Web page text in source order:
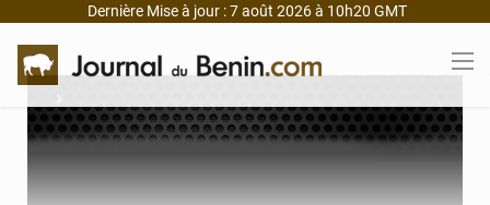
Dernière Mise à jour : 7 août 2026 à 10h20 GMT
›